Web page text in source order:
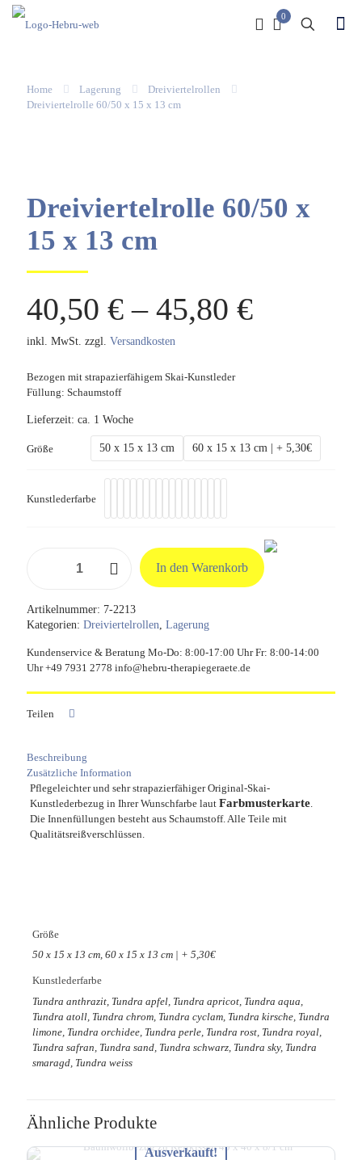
0
Home Lagerung
Dreiviertelrollen
Dreiviertelrolle 60/50 x 15 x 13 cm
Dreiviertelrolle 60/50 x
15 x 13 cm
40,50 € – 45,80 €
inkl. MwSt. zzgl. Versandkosten
Bezogen mit strapazierfähigem Skai-Kunstleder
Füllung: Schaumstoff
Lieferzeit: ca. 1 Woche
Größe 50 x 15 x 13 cm 60 x 15 x 13 cm | + 5,30€
Kunstlederfarbe
x
13
cm
Menge
In den Warenkorb
Artikelnummer: 7-2213
Kategorien: Dreiviertelrollen, Lagerung
Kundenservice & Beratung Mo-Do: 8:00-17:00 Uhr Fr: 8:00-14:00
Uhr +49 7931 2778 info@hebru-therapiegeraete.de
Teilen
Beschreibung
Zusätzliche Information
Pflegeleichter und sehr strapazierfähiger Original-Skai-
Kunstlederbezug in Ihrer Wunschfarbe laut Farbmusterkarte.
Die Innenfüllungen besteht aus Schaumstoff. Alle Teile mit
Qualitätsreißverschlüssen.
Größe
50 x 15 x 13 cm, 60 x 15 x 13 cm | + 5,30€
Kunstlederfarbe
Tundra anthrazit, Tundra apfel, Tundra apricot, Tundra aqua,
Tundra atoll, Tundra chrom, Tundra cyclam, Tundra kirsche, Tundra
limone, Tundra orchidee, Tundra perle, Tundra rost, Tundra royal,
Tundra safran, Tundra sand, Tundra schwarz, Tundra sky, Tundra
smaragd, Tundra weiss
Ähnliche Produkte
Ausverkauft!